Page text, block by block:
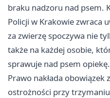
braku nadzoru nad psem.
Policji w Krakowiezwraca
za zwierzę spoczywa nie
także na każdej osobie,
sprawuje nad psem opiekę.
Prawo nakłada
ostrożności przy